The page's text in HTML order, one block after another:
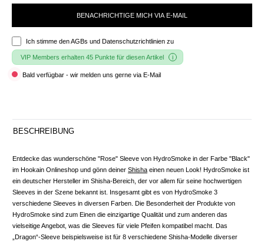
BENACHRICHTIGE MICH VIA E-MAIL
Ich stimme denAGBs und Datenschutzrichtlinien zu
VIP Members erhalten 45 Punkte für diesen Artikel
Bald verfügbar - wir melden uns gerne via E-Mail
BESCHREIBUNG
Entdecke das wunderschöne "Rose" Sleeve von HydroSmoke in der Farbe "Black"
im Hookain Onlineshop und gönn deiner Shisha einen neuen Look! HydroSmoke ist
ein deutscher Hersteller im Shisha-Bereich, der vor allem für seine hochwertigen
Sleeves in der Szene bekannt ist. Insgesamt gibt es von HydroSmoke 3
verschiedene Sleeves in diversen Farben. Die Besonderheit der Produkte von
HydroSmoke sind zum Einen die einzigartige Qualität und zum anderen das
vielseitige Angebot, was die Sleeves für viele Pfeifen kompatibel macht. Das
„Dragon“-Sleeve beispielsweise ist für 8 verschiedene Shisha-Modelle diverser